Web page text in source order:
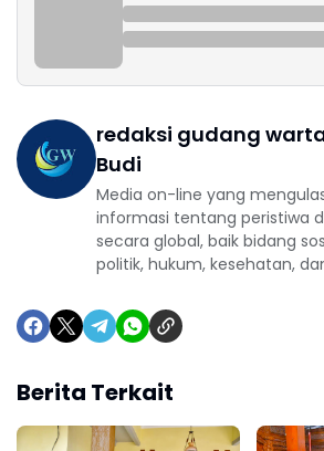
redaksi gudang
Budi
Media on-line yang
informasi tentang peristiwa
secara global, baik bidang
politik, hukum, kesehatan,
Berita Terkait